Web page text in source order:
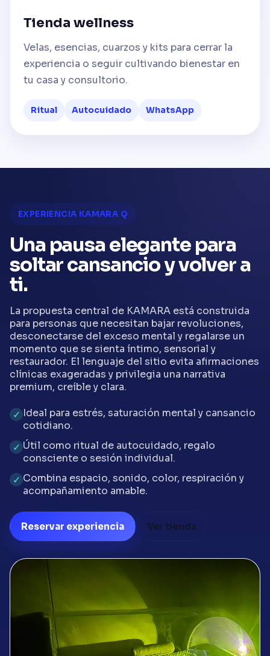
Tienda wellness
Velas, esencias, cuarzos y kits para cerrar la
experiencia o seguir cultivando bienestar en
tu casa y consultorio.
Ritual Autocuidado WhatsApp
EXPERIENCIA KAMARA Q
Una pausa elegante para
soltar cansancio y volver a
ti.
La propuesta central de KAMARA está construida
para personas que necesitan bajar revoluciones,
desconectarse del exceso mental y regalarse un
momento que se sienta íntimo, sensorial y
restaurador. El lenguaje del sitio evita afirmaciones
clínicas exageradas y privilegia una narrativa
premium, creíble y clara.
Ideal para estrés, saturación mental y cansancio
cotidiano.
Útil como ritual de autocuidado, regalo
consciente o sesión individual.
Combina espacio, sonido, color, respiración y
acompañamiento amable.
Reservar experiencia Ver tienda